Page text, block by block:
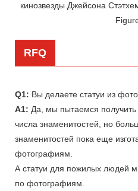
RFQ
Q1: Вы делаете статуи из
A1: Да, мы пытаемся
числа знаменитостей, но
знаменитостей пока еще
фотографиям.
А статуи для пожилых людей
по фотографиям.